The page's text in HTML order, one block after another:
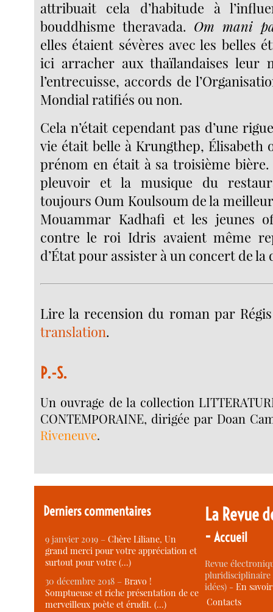
attribuait cela d’habitude à
bouddhisme theravada. Om mani
elles étaient sévères avec les belles
ici arracher aux thaïlandaises leur
l’entrecuisse, accords de
Mondial ratifiés ou non.
Cela n’était cependant pas d’une
vie était belle à Krungthep, Élisabeth
prénom en était à sa troisième
pleuvoir et la musique du
toujours Oum Koulsoum de la
Mouammar Kadhafi et les jeunes
contre le roi Idris avaient même
d’État pour assister à un concert de la
Lire la recension du roman par
translation.
P.-S.
Un ouvrage de la collection
CONTEMPORAINE, dirigée par Doan
Riveneuve.
Derniers commentaires
9 janvier 2019 –Chère Liliane, Un
grand merci pour votre appréciation et
surtout pour votre (…)
30 décembre 2018 –Bravo !
Somptueuse et riche présentation de ce
merveilleux poète et érudit. (…)
La Revue
-Accueil
Revue
idées) -En
Contacts